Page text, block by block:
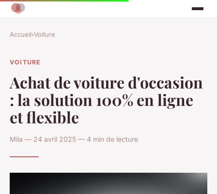
Accueil›Voiture
VOITURE
Achat de voiture d'occasion
: la solution 100% en ligne
et flexible
Mila — 24 avril 2025 — 4 min de lecture